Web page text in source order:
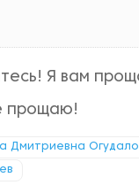
Я вам
прощаю!
Дмитриевна